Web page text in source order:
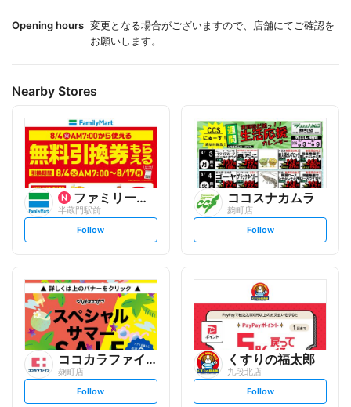
Opening hours 変更となる場合がございますので、店舗にてご確認を
お願いします。
Nearby Stores
ファミリーマート
半蔵門駅前
s
l
o
w
Follow
ココスナカムラ
麹町店
s
w
Follow
ココカラファイン
麹町店
s
Follow
くすりの福太郎
九段北店
s
Follow